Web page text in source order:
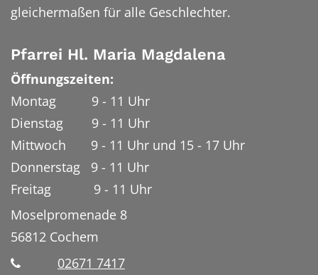
gleichermaßen für alle Geschlechter.
Pfarrei Hl. Maria Magdalena
Öffnungszeiten:
Montag 9 - 11 Uhr
Dienstag 9 - 11 Uhr
Mittwoch 9 - 11 Uhr und 15 - 17 Uhr
Donnerstag 9 - 11 Uhr
Freitag 9 - 11 Uhr
Moselpromenade 8
56812 Cochem
02671 7417